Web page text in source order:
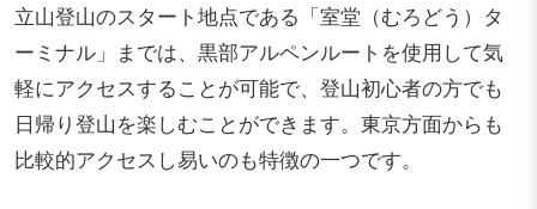
立山登山のスタート地点である「室堂（むろどう）タ
ーミナル」までは、黒部アルペンルートを使用して気
軽にアクセスすることが可能で、登山初心者の方でも
日帰り登山を楽しむことができます。東京方面からも
比較的アクセスし易いのも特徴の一つです。